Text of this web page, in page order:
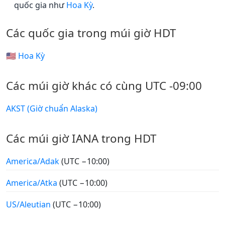
quốc gia nhưHoa Kỳ.
Các quốc gia trong múi giờ HDT
🇺🇸 Hoa Kỳ
Các múi giờ khác có cùng UTC -09:00
AKST (Giờ chuẩn Alaska)
Các múi giờ IANA trong HDT
America/Adak(UTC −10:00)
America/Atka (UTC −10:00)
US/Aleutian (UTC −10:00)